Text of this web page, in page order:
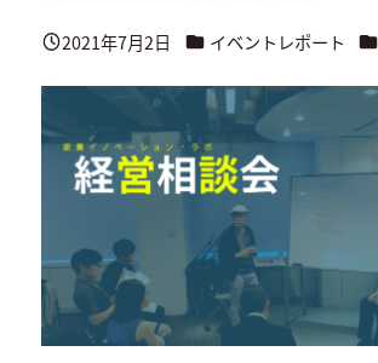
投稿日
2021年7月2日 カテゴリー
イベントレポート